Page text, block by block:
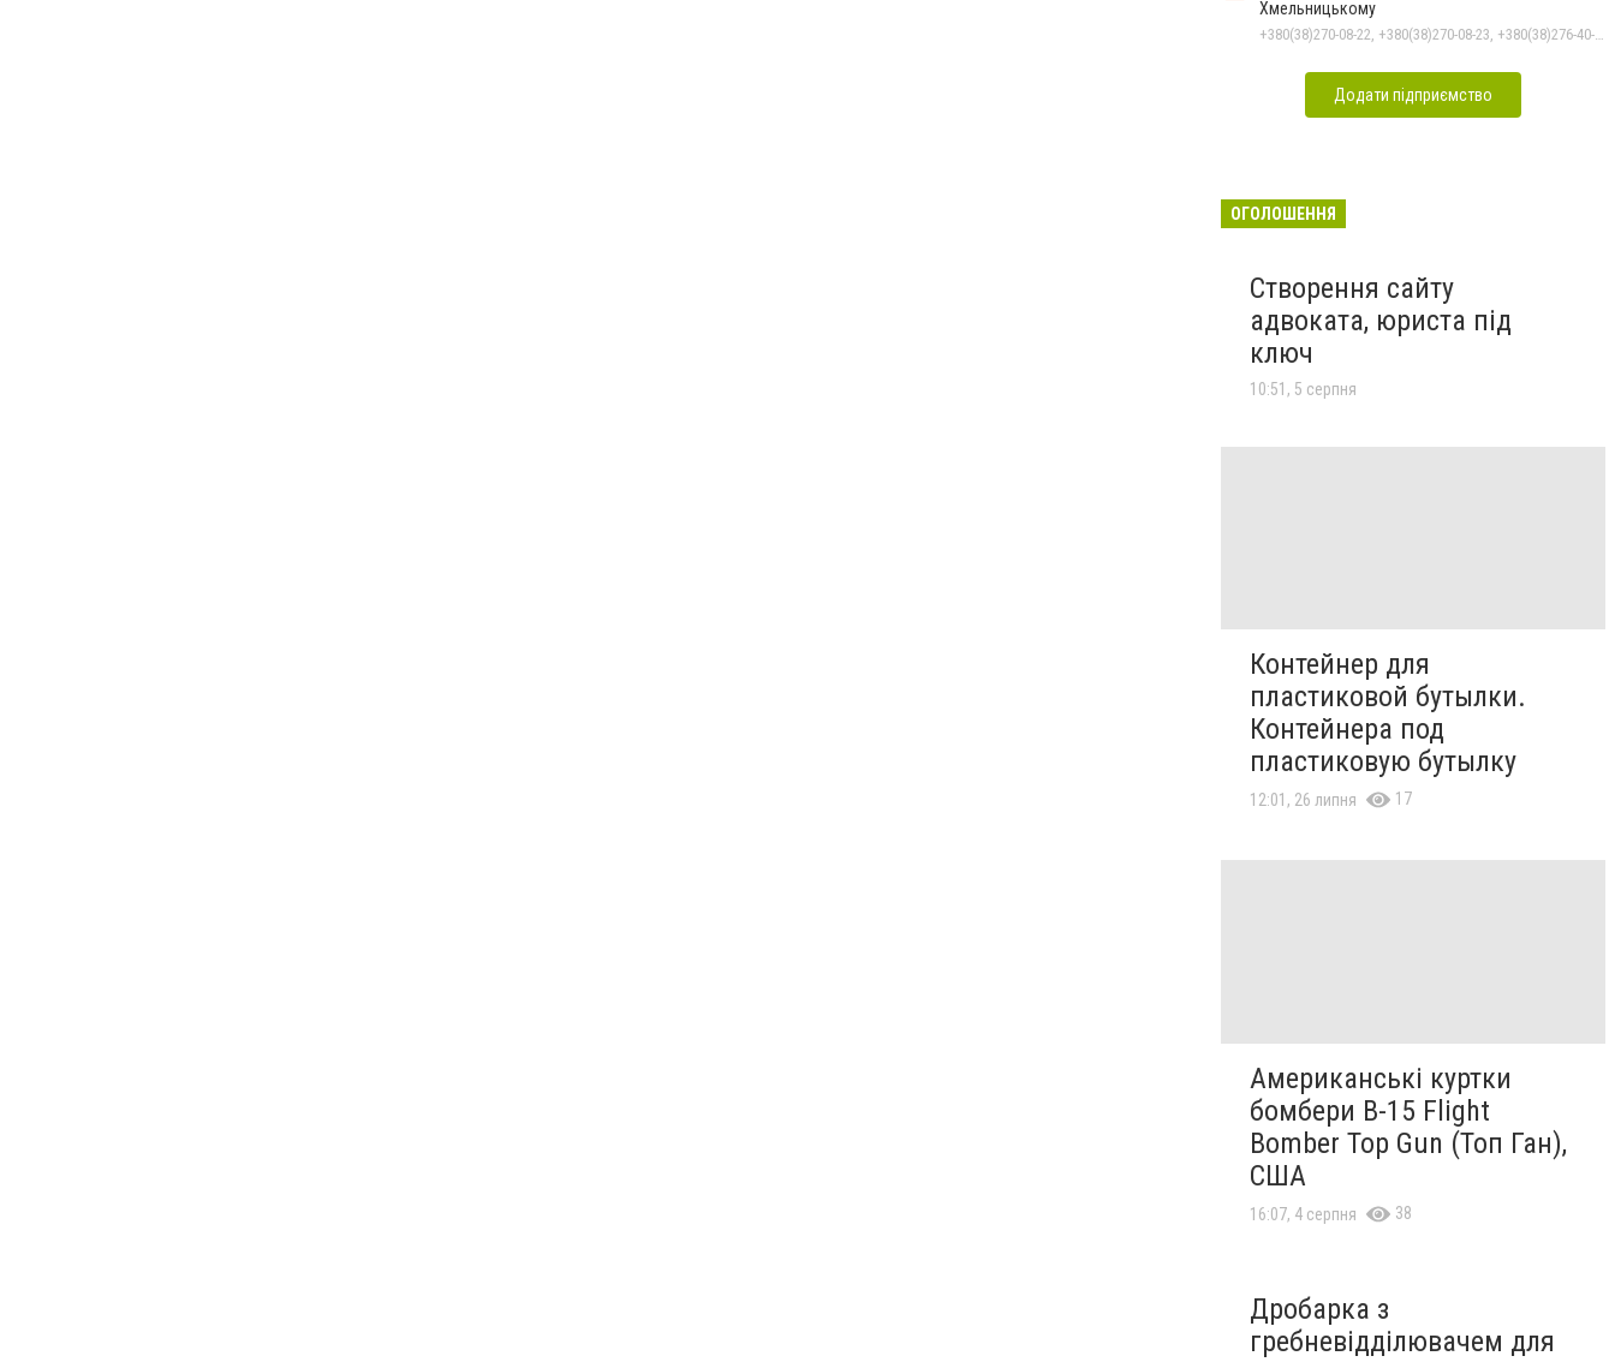
Хмельницькому
+380(38)270-08-22, +380(38)270-08-23, +380(38)276-40-56, +380(38)265-10-45
Додати підприємство
ОГОЛОШЕННЯ
Створення сайту
адвоката, юриста під
ключ
10:51, 5 серпня
Контейнер для
пластиковой бутылки.
Контейнера под
пластиковую бутылку
12:01, 26 липня 17
Американські куртки
бомбери B-15 Flight
Bomber Top Gun (Топ Ган),
США
16:07, 4 серпня 38
Дробарка з
гребневідділювачем для